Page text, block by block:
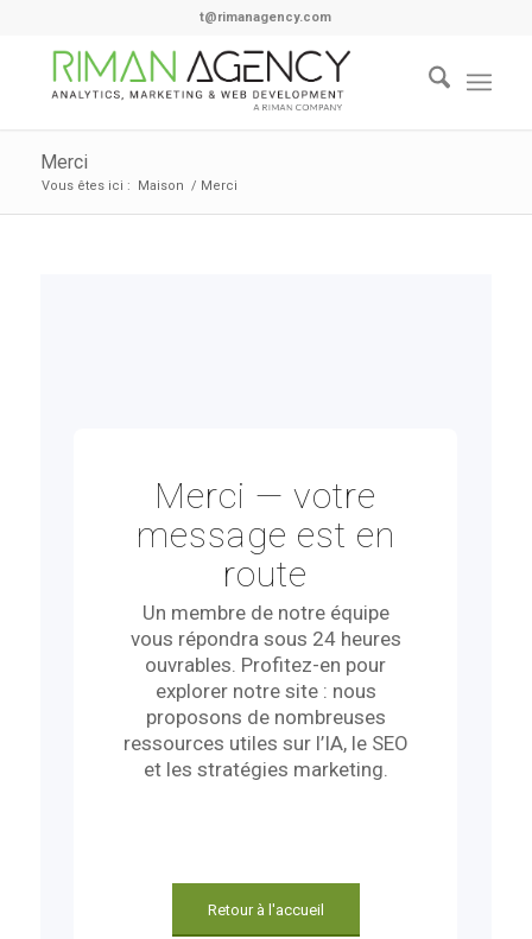
t@rimanagency.com
Merci
Vous êtes ici : Maison / Merci
Merci — votre
message est en
route
Un membre de notre équipe
vous répondra sous 24 heures
ouvrables. Profitez-en pour
explorer notre site : nous
proposons de nombreuses
ressources utiles sur l’IA, le SEO
et les stratégies marketing.
Retour à l'accueil